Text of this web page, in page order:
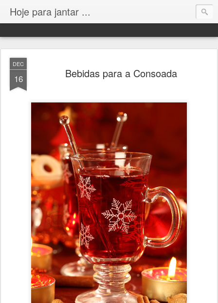
Hoje para jantar ...
DEC
16 Bebidas para a Consoada